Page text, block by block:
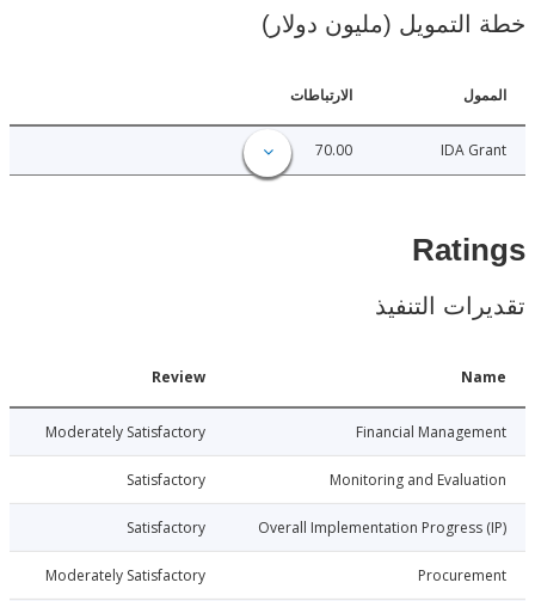
(مليون دولار)
الارتباطات
IDA
التنفيذ
Financial
Moderately Satisfactory
04-30
Monitoring and
Satisfactory
Overall Implementation
Satisfactory
Moderately Satisfactory
04-30